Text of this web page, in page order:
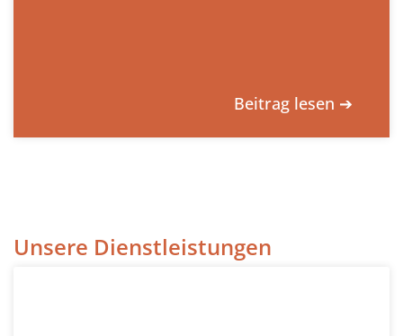
Beitrag lesen ➔
Unsere Dienstleistungen